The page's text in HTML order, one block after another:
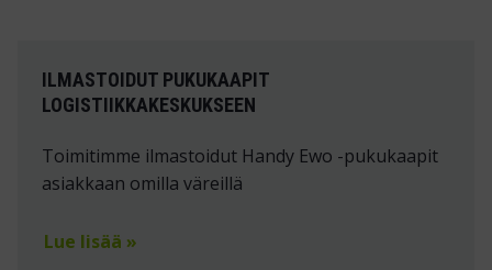
ILMASTOIDUT PUKUKAAPIT
LOGISTIIKKAKESKUKSEEN
Toimitimme ilmastoidut Handy Ewo -pukukaapit
asiakkaan omilla väreillä
Lue lisää »